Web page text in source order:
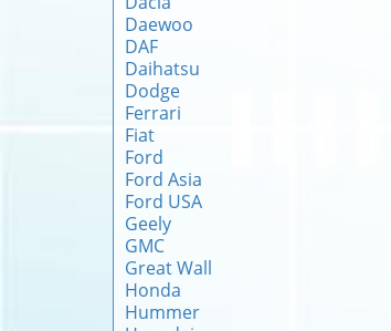
Daewoo
DAF
Daihatsu
Dodge
Ferrari
Fiat
Ford
Ford Asia
Ford USA
Geely
GMC
Great Wall
Honda
Hummer